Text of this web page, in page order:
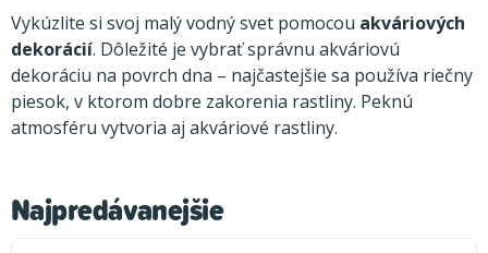
Vykúzlite si svoj malý vodný svet pomocou akváriových
dekorácií. Dôležité je vybrať správnu akváriovú
dekoráciu na povrch dna –⁠⁠⁠⁠⁠⁠ najčastejšie sa používa riečny
piesok, v ktorom dobre zakorenia rastliny. Peknú
atmosféru vytvoria aj akváriové rastliny.
Najpredávanejšie